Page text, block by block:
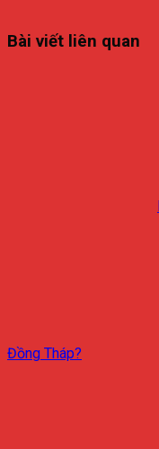
Bài viết liên quan
Đồng Tháp?